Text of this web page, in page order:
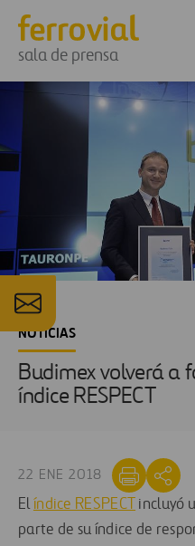
sala de prensa
NOTICIAS
Budimex volverá a
índice RESPECT
22 ENE 2018
Elíndice RESPECT incluyó
parte de su índice de